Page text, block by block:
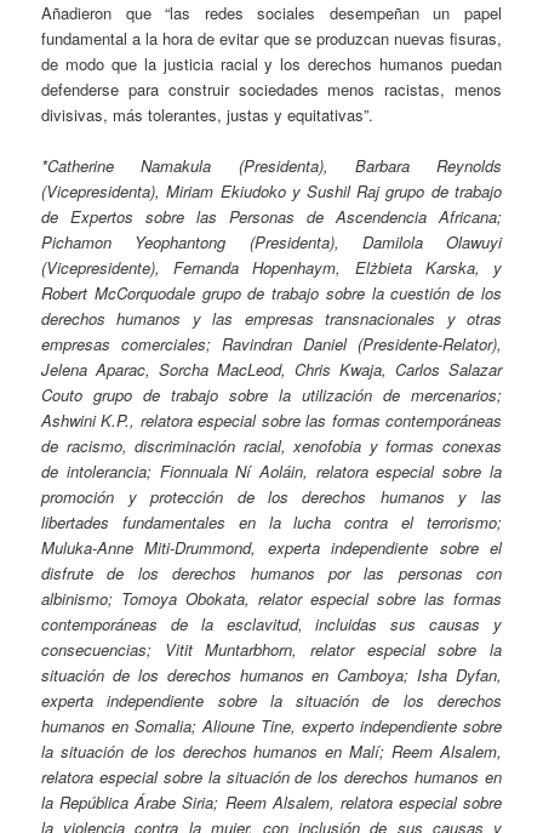
Añadieron que “las redes sociales desempeñan un papel
fundamental a la hora de evitar que se produzcan nuevas fisuras,
de modo que la justicia racial y los derechos humanos puedan
defenderse para construir sociedades menos racistas, menos
divisivas, más tolerantes, justas y equitativas”.
*Catherine Namakula (Presidenta), Barbara Reynolds
(Vicepresidenta), Miriam Ekiudoko y Sushil Raj grupo de trabajo
de Expertos sobre las Personas de Ascendencia Africana;
Pichamon Yeophantong (Presidenta), Damilola Olawuyi
(Vicepresidente), Fernanda Hopenhaym, Elżbieta Karska, y
Robert McCorquodale grupo de trabajo sobre la cuestión de los
derechos humanos y las empresas transnacionales y otras
empresas comerciales; Ravindran Daniel (Presidente-Relator),
Jelena Aparac, Sorcha MacLeod, Chris Kwaja, Carlos Salazar
Couto grupo de trabajo sobre la utilización de mercenarios;
Ashwini K.P., relatora especial sobre las formas contemporáneas
de racismo, discriminación racial, xenofobia y formas conexas
de intolerancia; Fionnuala Ní Aoláin, relatora especial sobre la
promoción y protección de los derechos humanos y las
libertades fundamentales en la lucha contra el terrorismo;
Muluka-Anne Miti-Drummond, experta independiente sobre el
disfrute de los derechos humanos por las personas con
albinismo; Tomoya Obokata, relator especial sobre las formas
contemporáneas de la esclavitud, incluidas sus causas y
consecuencias; Vitit Muntarbhorn, relator especial sobre la
situación de los derechos humanos en Camboya; Isha Dyfan,
experta independiente sobre la situación de los derechos
humanos en Somalia; Alioune Tine, experto independiente sobre
la situación de los derechos humanos en Malí; Reem Alsalem,
relatora especial sobre la situación de los derechos humanos en
la República Árabe Siria; Reem Alsalem, relatora especial sobre
la violencia contra la mujer, con inclusión de sus causas y